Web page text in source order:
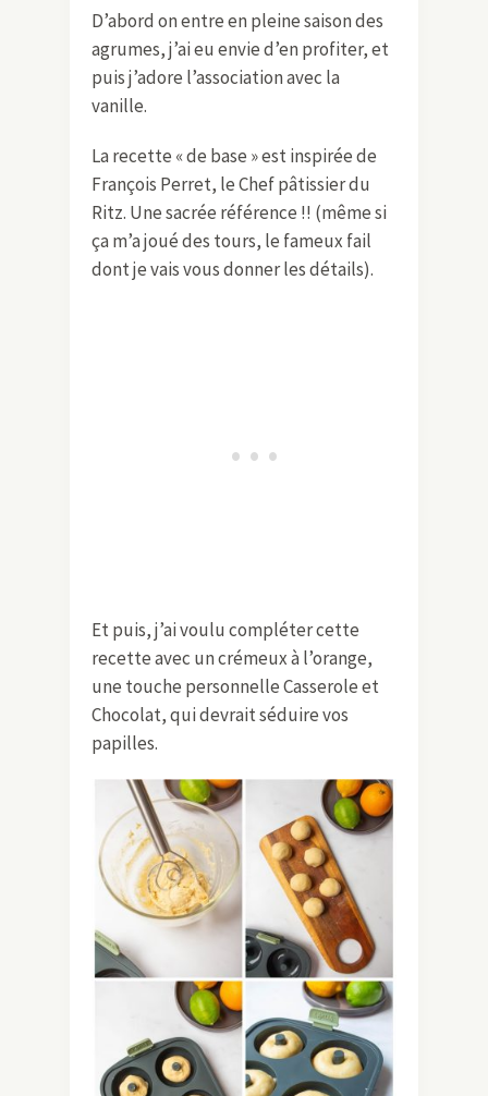
D’abord on entre en pleine saison des
agrumes, j’ai eu envie d’en profiter, et
puis j’adore l’association avec la
vanille.
La recette « de base » est inspirée de
François Perret, le Chef pâtissier du
Ritz. Une sacrée référence !! (même si
ça m’a joué des tours, le fameux fail
dont je vais vous donner les détails).
Et puis, j’ai voulu compléter cette
recette avec un crémeux à l’orange,
une touche personnelle Casserole et
Chocolat, qui devrait séduire vos
papilles.